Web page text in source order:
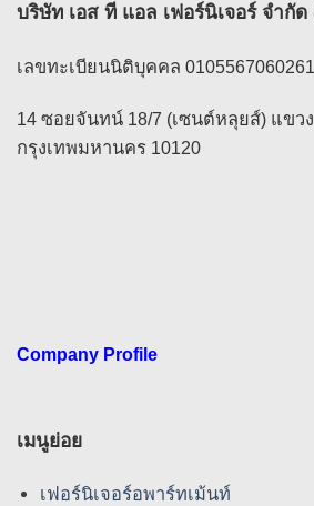
บริษัท เอส ที แอล เฟอร์นิเจอร์ จำกั
เลขทะเบียนนิติบุคคล 0105567060261
14 ซอยจันทน์ 18/7 (เซนต์หลุยส์) แขว
กรุงเทพมหานคร 10120
Company Profile
เมนูย่อย
เฟอร์นิเจอร์อพาร์ทเม้นท์